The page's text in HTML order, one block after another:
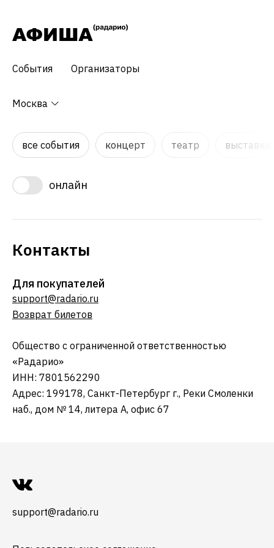
События Организаторы
Москва
все события концерт театр
онлайн
Контакты
Для покупателей
support@radario.ru
Возврат билетов
Общество с ограниченной ответственностью
«Радарио»
ИНН: 7801562290
Адрес: 199178, Санкт-Петербург г., Реки Смоленки
наб., дом № 14, литера А, офис 67
support@radario.ru